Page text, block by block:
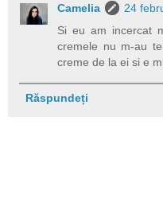
Camelia
24
Si eu am incercat
cremele nu m-au
creme de la ei si e
Răspundeți